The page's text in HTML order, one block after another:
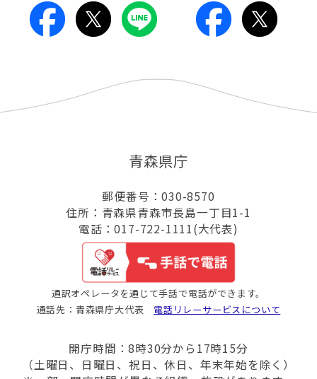
青森県庁
郵便番号：030-8570
住所：青森県青森市長島一丁目1-1
電話：017-722-1111(大代表)
通訳オペレータを通じて手話で電話ができます。
通話先：青森県庁大代表 電話リレーサービスについて
開庁時間：8時30分から17時15分
（土曜日、日曜日、祝日、休日、年末年始を除く）